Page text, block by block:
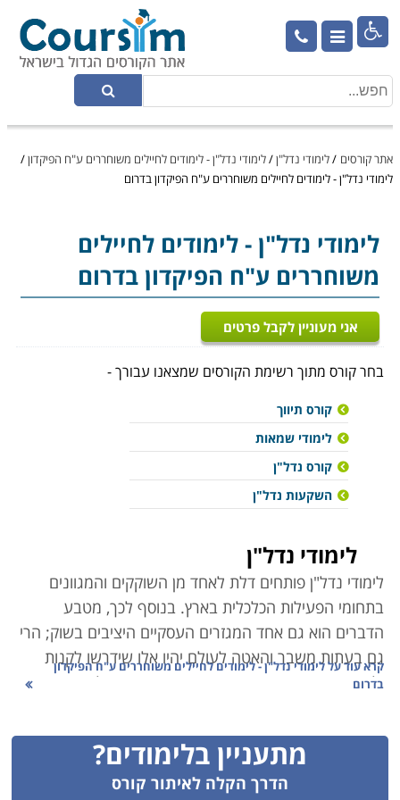

אתר קורסים /לימודי נדל"ן/לימודי נדל"ן - לימודים לחיילים משוחררים ע"ח הפיקדון/
לימודי נדל"ן - לימודים לחיילים משוחררים ע"ח הפיקדון בדרום
לימודי נדל"ן - לימודים לחיילים
משוחררים ע"ח הפיקדון בדרום
אני מעוניין לקבל פרטים
בחר קורס מתוך רשימת הקורסים שמצאנו עבורך -
קורס תיווך
לימודי שמאות
קורס נדל"ן
השקעות נדל"ן
לימודי נדל"ן
לימודי נדל"ן פותחים דלת לאחד מן השוקקים והמגוונים
בתחומי הפעילות הכלכלית בארץ. בנוסף לכך, מטבע
הדברים הוא גם אחד המגזרים העסקיים היציבים בשוק; הרי
גם בעתות משבר והאטה לעולם יהיו אלו שידרשו לקנות
ולמכור נכסים. היזמות בתחום מתאפיינת בפעילות ארוכת
בפעילות, הרי גם מכירה בהפסד, או אפילו פשיטת רגל הן
פעילויות מסחרית המייצרות הזדמנות עבור גורמים אחרים
בתחום ליזום ולהרוויח.
קרא עוד עללימודי נדל"ן - לימודים לחיילים משוחררים ע"ח הפיקדון
בדרום
מתעניין בלימודים?
הדרך הקלה לאיתור קורס